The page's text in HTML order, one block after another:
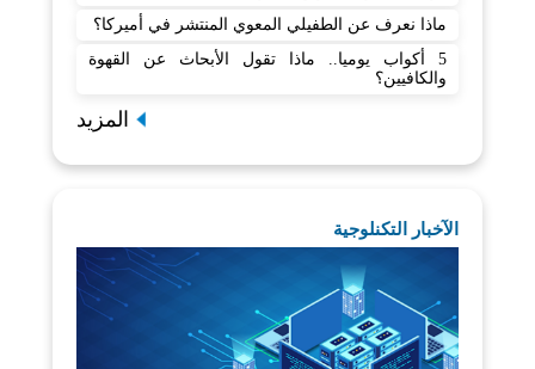
ماذا نعرف عن الطفيلي المعوي المنتشر في أميركا؟
5 أكواب يوميا.. ماذا تقول الأبحاث عن القهوة
والكافيين؟
المزيد
الآخبار التكنلوجية